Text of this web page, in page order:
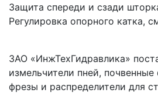
Защита спереди и сзади
Регулировка опорного катка,
ЗАО «ИнжТехГидравлика»
измельчители пней,
фрезы и распределители для